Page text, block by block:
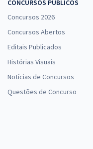
CONCURSOS PÚBLICOS
Concursos 2026
Concursos Abertos
Editais Publicados
Histórias Visuais
Notícias de Concursos
Questões de Concurso